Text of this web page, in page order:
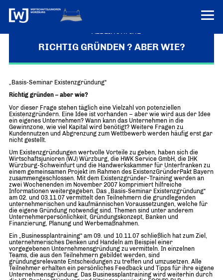
VEREINONLINE
ÜBER UNS
Über uns
WER WIR SIND & DER VORSITZ
Über uns
Forum „Junge Wirtschaft“ – Mitgliedermagazin
Mitglieder
UNSER NETZWERK
Mitglieder
Senatoren
PRESSEMELDUNGEN
PROJEKTE
INFORMATIONEN
Ziele
Imagefilm
Merchandising-Klamotten
RICHTIG GRÜNDEN ? ABER WIE?
„Basis-Seminar Existenzgründung“
Richtig gründen – aber wie?
Vor dieser Frage stehen täglich eine Vielzahl von potenziellen
Existenzgründern. Eine Idee ist vorhanden – aber wie wird aus der Idee
ein eigenes Unternehmen? Wann kann das Unternehmen in die
Gewinnzone, wie viel Kapital wird benötigt? Weitere Fragen zu
Kundennutzen und Abgrenzung zum Wettbewerb werden häufig erst gar
nicht gestellt.
Um Existenzgründungen wertvolle Vorteile zu geben, haben sich die
Wirtschaftsjunioren (WJ) Würzburg, die HWK Service GmbH, die IHK
Würzburg-Schweinfurt und die Handwerkskammer für Unterfranken zu
einem gemeinsamen Projekt im Rahmen des ExistenzGründerPakt Bayern
zusammengeschlossen. Mit dem Existenzgründer-Training werden an
zwei Wochenenden im November 2007 komprimiert hilfreiche
Informationen weitergegeben. Das „Basis-Seminar Existenzgründung“
am 02. und 03.11.07 vermittelt den Teilnehmern die grundlegenden
unternehmerischen und kaufmännischen Voraussetzungen, welche für
die eigene Gründung notwendig sind. Themen sind unter anderem
Unternehmerpersönlichkeit, Gründungskonzept, Banken und
Finanzierung, Planung und Werbemaßnahmen.
Ein „Businessplantraining“ am 09. und 10.11.07 schließlich hat zum Ziel,
unternehmerisches Denken und Handeln am Beispiel einer
vorgegebenen Unternehmensgründung zu vermitteln. In einzelnen
Teams, die aus den Teilnehmern gebildet werden, sind
gründungsrelevante Entscheidungen zu treffen und umzusetzen. Alle
Teilnehmer erhalten ein persönliches Feedback und Tipps für ihre eigene
Unternehmensgründung. Das Businessplantraining wird weiterhin durch